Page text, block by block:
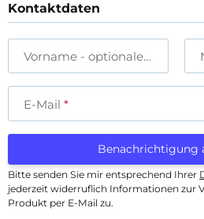
Kontaktdaten
Vorname - optionale Angabe
E-Mail
Benachrichtigung
Bitte senden Sie mir entsprechend Ihrer
jederzeit widerruflich Informationen zur
Produkt per E-Mail zu.